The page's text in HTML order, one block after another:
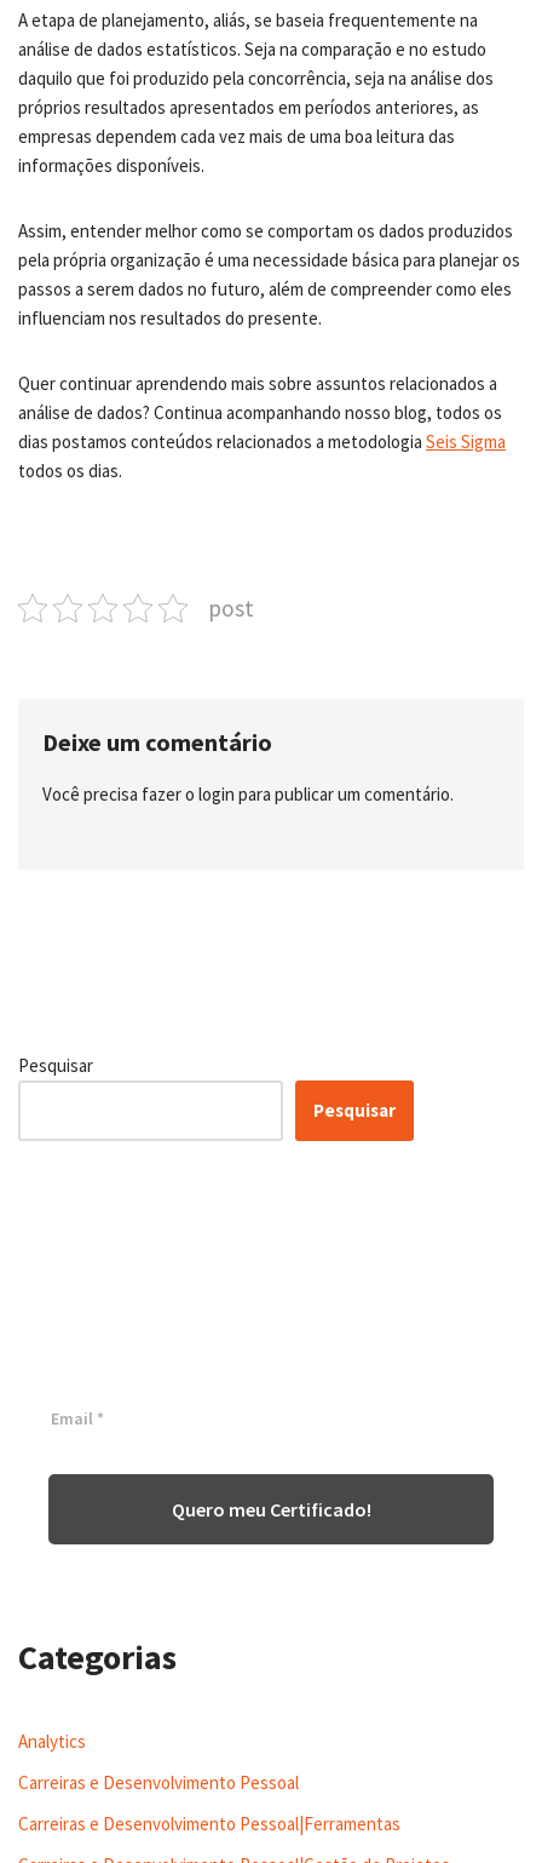
A etapa de planejamento, aliás, se baseia frequentemente na
análise de dados estatísticos. Seja na comparação e no estudo
daquilo que foi produzido pela concorrência, seja na análise dos
próprios resultados apresentados em períodos anteriores, as
empresas dependem cada vez mais de uma boa leitura das
informações disponíveis.
Assim, entender melhor como se comportam os dados produzidos
pela própria organização é uma necessidade básica para planejar os
passos a serem dados no futuro, além de compreender como eles
influenciam nos resultados do presente.
Quer continuar aprendendo mais sobre assuntos relacionados a
análise de dados? Continua acompanhando nosso blog, todos os
dias postamos conteúdos relacionados a metodologia Seis Sigma
todos os dias.
post
Deixe um comentário
Você precisa fazer o login para publicar um comentário.
Pesquisar
Pesquisar
Quero meu Certificado!
Categorias
Analytics
Carreiras e Desenvolvimento Pessoal
Carreiras e Desenvolvimento Pessoal|Ferramentas